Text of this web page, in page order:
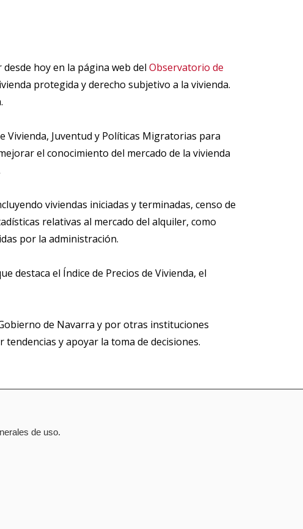
hoy en la página web del Observatorio de
protegida y derecho subjetivo a la vivienda.
Juventud y Políticas Migratorias para
el conocimiento del mercado de la vivienda
viviendas iniciadas y terminadas, censo de
relativas al mercado del alquiler, como
por la administración.
destaca el Índice de Precios de Vivienda, el
de Navarra y por otras instituciones
y apoyar la toma de decisiones.
de uso.